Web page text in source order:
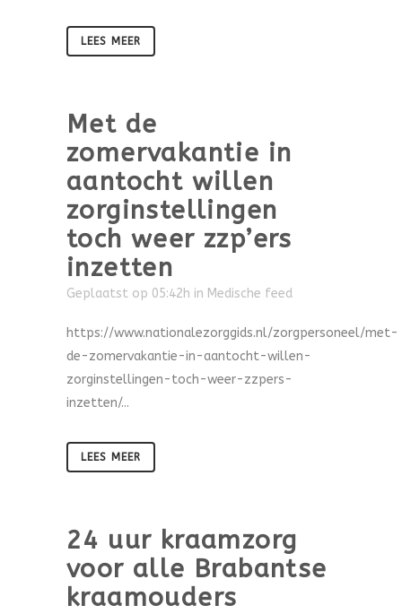
LEES MEER
Met de
zomervakantie in
aantocht willen
zorginstellingen
toch weer zzp’ers
inzetten
Geplaatst op 05:42h in Medische feed
https://www.nationalezorggids.nl/zorgpersoneel/met-
de-zomervakantie-in-aantocht-willen-
zorginstellingen-toch-weer-zzpers-
inzetten/...
LEES MEER
24 uur kraamzorg
voor alle Brabantse
kraamouders